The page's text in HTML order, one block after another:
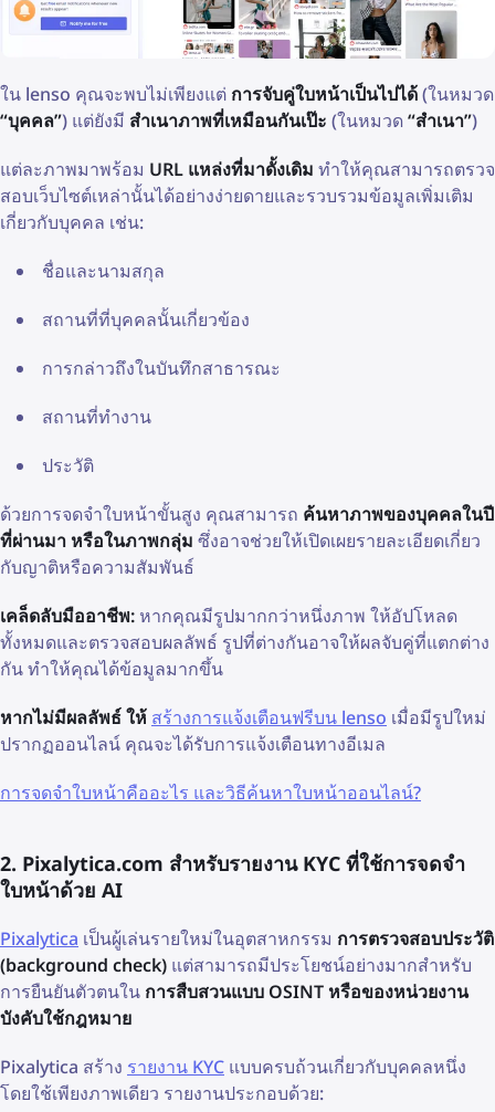
ใน lenso คุณจะพบไม่เพียงแต่ การจับคู่ใบหน้าเป็นไปได้(ในหมวด
“บุคคล”) แต่ยังมี สำเนาภาพที่เหมือนกันเป๊ะ (ในหมวด “สำเนา”)
แต่ละภาพมาพร้อม URL แหล่งที่มาดั้งเดิม ทำให้คุณสามารถตรวจ
สอบเว็บไซต์เหล่านั้นได้อย่างง่ายดายและรวบรวมข้อมูลเพิ่มเติม
เกี่ยวกับบุคคล เช่น:
ชื่อและนามสกุล
สถานที่ที่บุคคลนั้นเกี่ยวข้อง
การกล่าวถึงในบันทึกสาธารณะ
สถานที่ทำงาน
ประวัติ
ด้วยการจดจำใบหน้าขั้นสูง คุณสามารถ ค้นหาภาพของบุคคลในปี
ที่ผ่านมา หรือในภาพกลุ่ม ซึ่งอาจช่วยให้เปิดเผยรายละเอียดเกี่ยว
กับญาติหรือความสัมพันธ์
เคล็ดลับมืออาชีพ: หากคุณมีรูปมากกว่าหนึ่งภาพ ให้อัปโหลด
ทั้งหมดและตรวจสอบผลลัพธ์ รูปที่ต่างกันอาจให้ผลจับคู่ที่แตกต่าง
กัน ทำให้คุณได้ข้อมูลมากขึ้น
หากไม่มีผลลัพธ์ ให้ สร้างการแจ้งเตือนฟรีบน lenso เมื่อมีรูปใหม่
ปรากฏออนไลน์ คุณจะได้รับการแจ้งเตือนทางอีเมล
การจดจำใบหน้าคืออะไร และวิธีค้นหาใบหน้าออนไลน์?
2. Pixalytica.com สำหรับรายงาน KYC ที่ใช้การจดจำ
ใบหน้าด้วย AI
Pixalytica เป็นผู้เล่นรายใหม่ในอุตสาหกรรม การตรวจสอบประวัติ
(background check) แต่สามารถมีประโยชน์อย่างมากสำหรับ
การยืนยันตัวตนใน การสืบสวนแบบ OSINT หรือของหน่วยงาน
บังคับใช้กฎหมาย
Pixalytica สร้าง รายงาน KYC แบบครบถ้วนเกี่ยวกับบุคคลหนึ่ง
โดยใช้เพียงภาพเดียว รายงานประกอบด้วย: